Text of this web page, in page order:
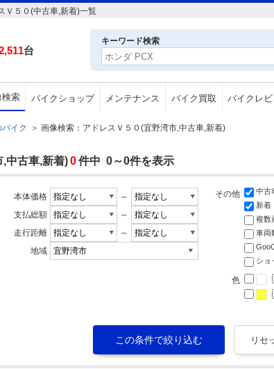
Ｖ５０(中古車,新着)一覧
台
キーワード検索
検索 バイクショップ メンテナンス バイク買取 バイクレ
イク ＞ 画像検索：アドレスＶ５０(宜野湾市,中古車,新着)
中古車,新着)0件中 0～0件を表示
本体価格
～
支払総額
～
走行距離
～
地域
その他 中古
新着
複数
車両
ショ
色